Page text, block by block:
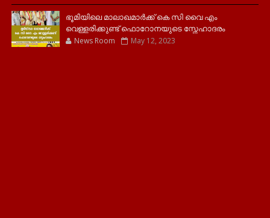
ഭൂമിയിലെ മാലാഖമാർക്ക് കെ സി വൈ എം
വെള്ളരിക്കുണ്ട് ഫൊറോനയുടെ സ്നേഹാദരം
News Room May 12, 2023